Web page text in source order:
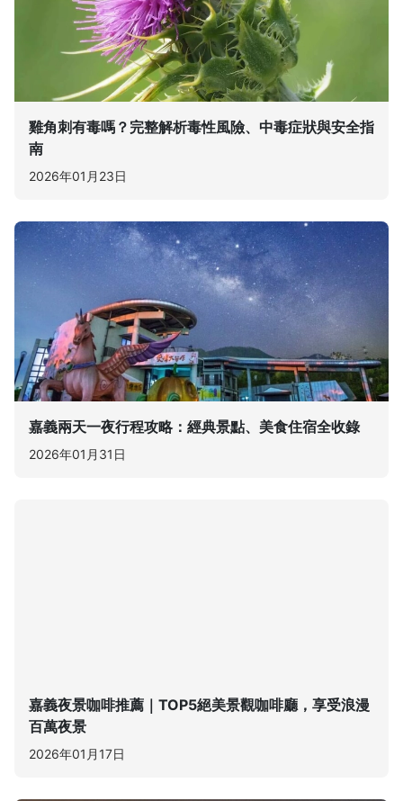
雞角刺有毒嗎？完整解析毒性風險、中毒症狀與安全指
南
2026年01月23日
嘉義兩天一夜行程攻略：經典景點、美食住宿全收錄
2026年01月31日
嘉義夜景咖啡推薦｜TOP5絕美景觀咖啡廳，享受浪漫
百萬夜景
2026年01月17日